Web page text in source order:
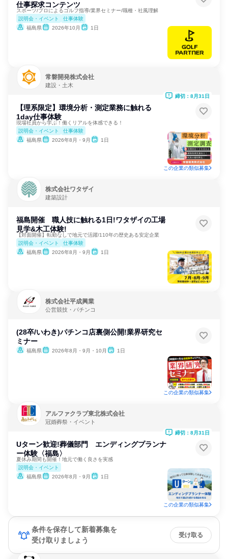
仕事探求コンテンツ
スポーツ/プロによるゴルフ指導/業界セミナー/職種・社風理解
説明会・イベント
仕事体験
福島県
2026年10月 1日
常磐開発株式会社
建設・土木
【理系限定】環境分析・測定業務に触れる
1day仕事体験
現場社員から学ぶ！働くリアルを体感できる！
説明会・イベント
仕事体験
福島県
2026年8月・9月 1日
締切：8月31日
この企業の類似募集
株式会社ワタザイ
建築設計
福島開催 職人技に触れる1日!ワタザイの工場
見学&木工体験!
【対面開催】転勤なしで地元で活躍/110年の歴史ある安定企業
説明会・イベント
仕事体験
福島県
2026年8月・9月 1日
株式会社平成興業
公営競技・パチンコ
(28卒/いわき)パチンコ店裏側公開!業界研究セ
ミナー
福島県 2026年8月・9月・10月 1日
この企業の類似募集
アルファクラブ東北株式会社
冠婚葬祭・イベント
Uターン歓迎!葬儀部門 エンディングプランナ
ー体験〈福島〉
夏休み期間も開催！地元で働く良さを実感
説明会・イベント
福島県
2026年8月・9月 1日
締切：8月31日
この企業の類似募集
条件を保存して新着募集を
受け取りましょう
受け取る